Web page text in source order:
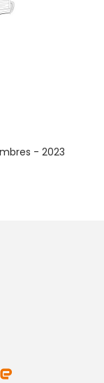
- 2023